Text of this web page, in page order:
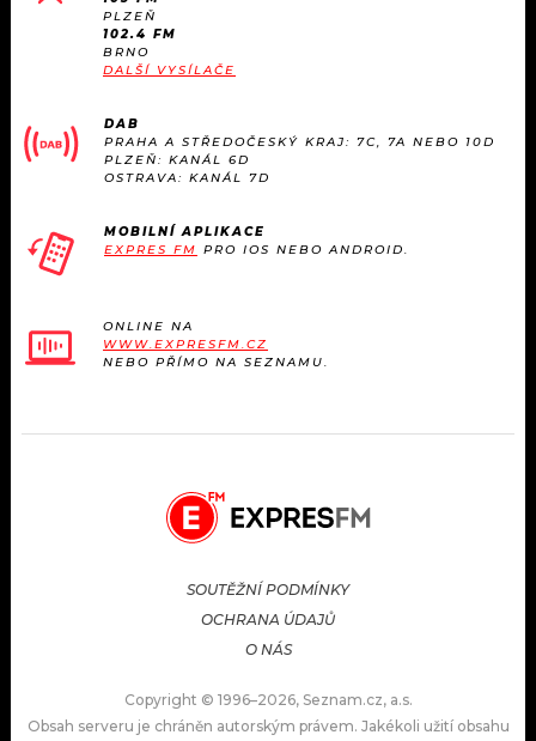
PLZEŇ
102.4 FM
BRNO
DALŠÍ VYSÍLAČE
DAB
PRAHA A STŘEDOČESKÝ KRAJ: 7C, 7A NEBO 10D
PLZEŇ: KANÁL 6D
OSTRAVA: KANÁL 7D
MOBILNÍ APLIKACE
EXPRES FM PRO IOS NEBO ANDROID.
ONLINE NA
WWW.EXPRESFM.CZ
NEBO PŘÍMO NA SEZNAMU.
SOUTĚŽNÍ PODMÍNKY
OCHRANA ÚDAJŮ
O NÁS
Copyright © 1996–2026, Seznam.cz, a.s.
Obsah serveru je chráněn autorským právem. Jakékoli užití obsahu